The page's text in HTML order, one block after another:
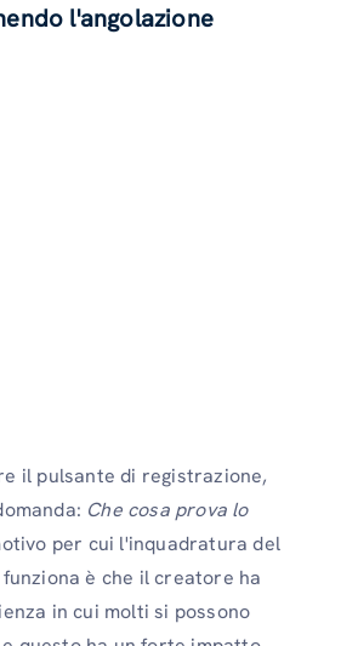
l'angolazione
il pulsante di registrazione,
Che cosa prova lo
per cui l'inquadratura del
è che il creatore ha
in cui molti si possono